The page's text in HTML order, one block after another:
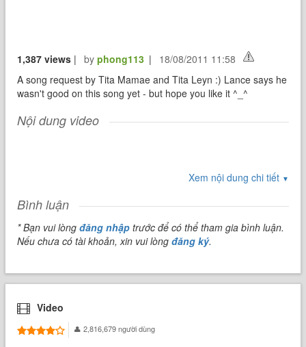
1,387 views | byphong113 |
18/08/2011 11:58
A song request by Tita Mamae and Tita Leyn :) Lance says he
wasn't good on this song yet - but hope you like it ^_^
Nội dung video
Xem nội dung chi tiết ▼
Bình luận
* Bạn vui lòngđăng nhập trước để có thể tham gia bình luận.
Nếu chưa có tài khoản, xin vui lòngđăng ký.
Video
2,816,679 người dùng